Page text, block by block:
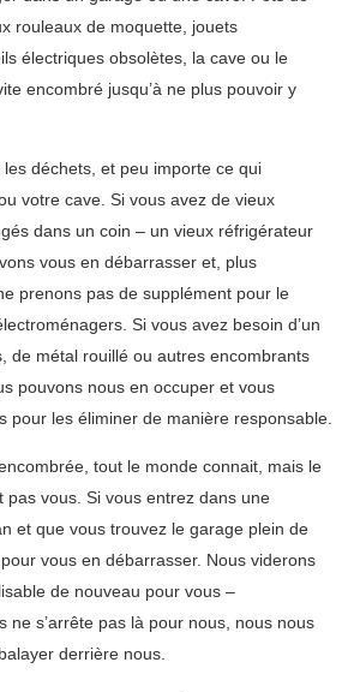
rouleaux de moquette, jouets
électriques obsolètes, la cave ou le
encombré jusqu’à ne plus pouvoir y
déchets, et peu importe ce qui
votre cave. Si vous avez de vieux
dans un coin – un vieux réfrigérateur
vous en débarrasser et, plus
prenons pas de supplément pour le
Si vous avez besoin d’un
de métal rouillé ou autres encombrants
pouvons nous en occuper et vous
pour les éliminer de manière responsable.
tout le monde connait, mais le
pas vous. Si vous entrez dans une
et que vous trouvez le garage plein de
vous en débarrasser. Nous viderons
de nouveau pour vous –
ne s’arrête pas là pour nous, nous nous
derrière nous.